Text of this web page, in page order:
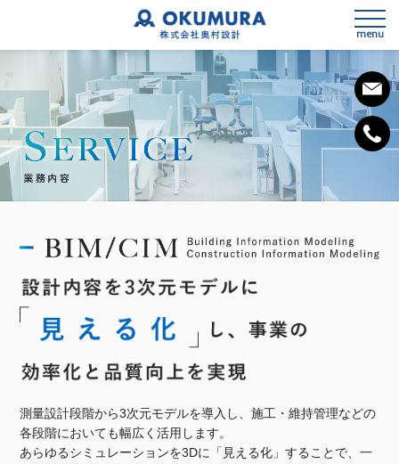
会社概要
BIM/CIM
測量設計段階から3次元モデルを導入し、施工・維持管理などの
各段階においても幅広く活用します。
あらゆるシミュレーションを3Dに「見える化」することで、一
menu